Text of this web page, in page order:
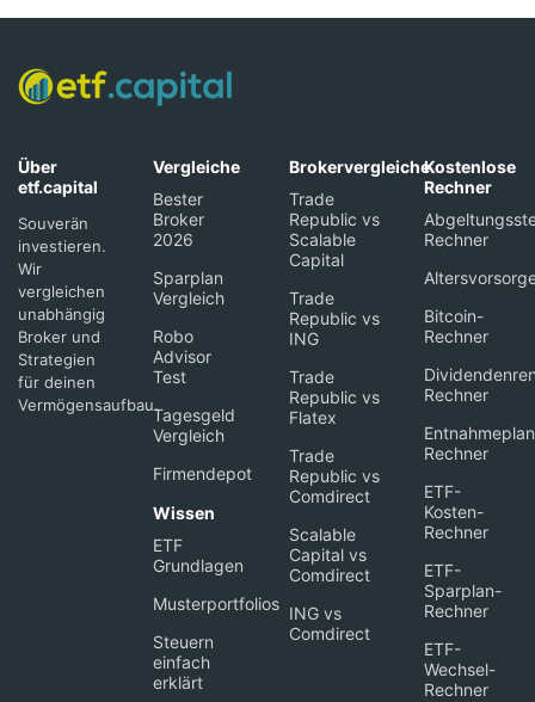
Über
etf.capital
Souverän
investieren.
Wir
vergleichen
unabhängig
Broker und
Strategien
für deinen
Vermögensaufbau.
Vergleiche
Bester
Broker
2026
Sparplan
Vergleich
Robo
Advisor
Test
Tagesgeld
Vergleich
Firmendepot
Wissen
ETF
Grundlagen
Musterportfolios
Steuern
einfach
erklärt
Brokervergleiche
Trade
Republic vs
Scalable
Capital
Trade
Republic vs
ING
Trade
Republic vs
Flatex
Trade
Republic vs
Comdirect
Scalable
Capital vs
Comdirect
ING vs
Comdirect
Kostenlose
Rechner
Rechner
Bitcoin-
Rechner
Rechner
Rechner
ETF-
Kosten-
Rechner
ETF-
Sparplan-
Rechner
ETF-
Wechsel-
Rechner